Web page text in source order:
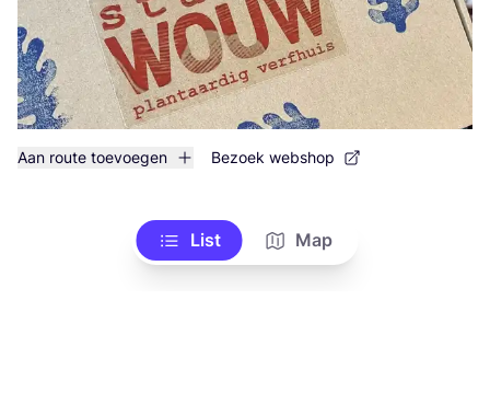
Aan route toevoegen Bezoek webshop
List Map